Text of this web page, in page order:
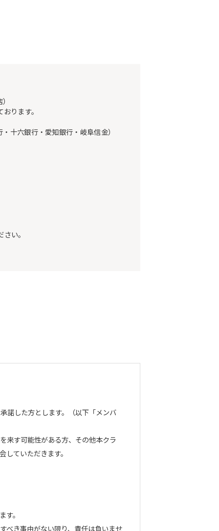
ります。
十六銀行・愛知銀行・岐阜信金）
い。
諾した方とします。（以下「メンバ
来す可能性がある方、その他本クラ
ていただきます。
。
べき事由がない限り、責任は負いませ